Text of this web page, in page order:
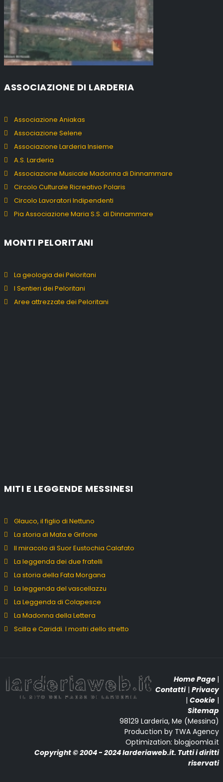
ASSOCIAZIONE DI LARDERIA
Associazione Aniakas
Associazione Selene
Associazione Larderia Insieme
A.S. Larderia
Associazione Musicale Madonna di Dinnammare
Circolo Culturale Ricreativo Polaris
Circolo Lavoratori Indipendenti
Pia Associazione Maria S.S. di Dinnammare
MONTI PELORITANI
La geologia dei Peloritani
I Sentieri dei Peloritani
Aree attrezzate dei Peloritani
MITI E LEGGENDE MESSINESI
Glauco, il figlio di Nettuno
La storia di Mata e Grifone
Il miracolo di Suor Eustochia Calafato
La leggenda dei due fratelli
La storia della Fata Morgana
La leggenda del vascellazzu
La Leggenda di Colapesce
La Madonna della Lettera
Scilla e Cariddi. I mostri dello stretto
Home Page |
Contatti| Privacy
| Cookie |
Sitemap
98129 Larderia, Me (Messina)
Production by TWA Agency
Optimization: blogjoomla.it
Copyright © 2004 - 2024 larderiaweb.it. Tutti i diritti
riservati